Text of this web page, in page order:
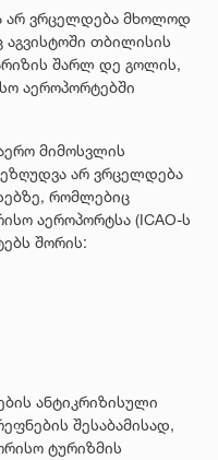
არ ვრცელდება მხოლოდ
თბილისის
შარლ დე გოლის,
აეროპორტებში
მიმოსვლის
არ ვრცელდება
რომლებიც
აეროპორტსა (ICAO-ს
შორის:
ანტიკრიზისული
შესაბამისად,
ტურიზმის